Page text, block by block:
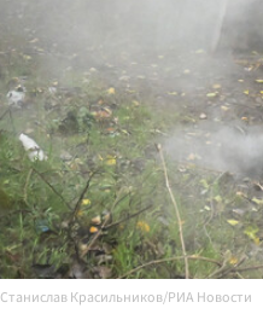
Станислав Красильников/РИА Новости